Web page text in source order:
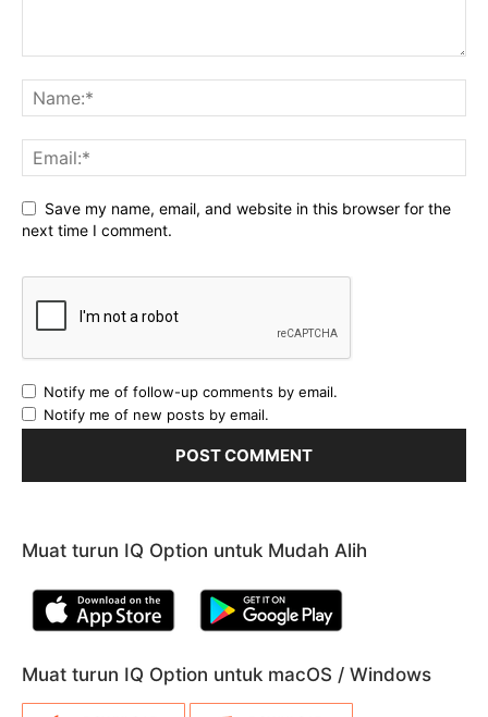
Save my name, email, and website in this browser for the
next time I comment.
Notify me of follow-up comments by email.
Notify me of new posts by email.
Muat turun IQ Option untuk Mudah Alih
Muat turun IQ Option untuk macOS / Windows